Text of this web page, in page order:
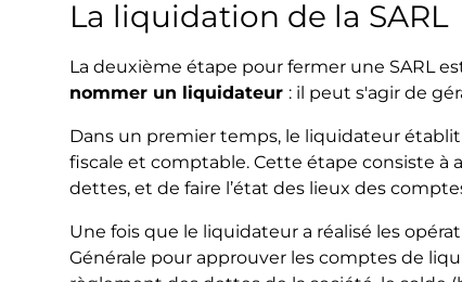
La liquidation de la SARL
La deuxième étape pour fermer une SARL
nommer un liquidateur : il peut s'agir de
Dans un premier temps, le liquidateur
fiscale et comptable. Cette étape consiste à
dettes, et de faire l’état des lieux des
Une fois que le liquidateur a réalisé les
Générale pour approuver les comptes de